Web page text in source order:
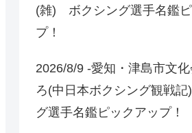
(雑) ボクシング選手名鑑ピ
プ！
2026/8/9 -愛知・津島市文化
ろ(中日本ボクシング観戦
グ選手名鑑ピックアップ！